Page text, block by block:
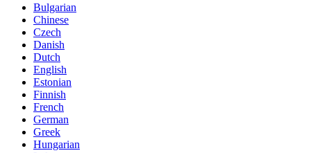
Bulgarian
Chinese
Czech
Danish
Dutch
English
Estonian
Finnish
French
German
Greek
Hungarian